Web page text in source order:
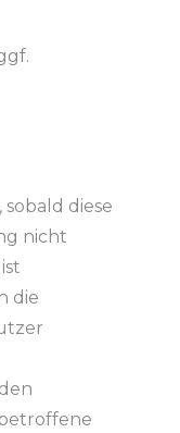
diese
nicht
die